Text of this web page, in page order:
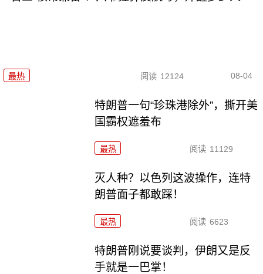
最热 阅读 12124 08-04
特朗普一句“珍珠港除外”，撕开美
国霸权遮羞布
最热 阅读 11129
灭人种？以色列这波操作，连特
朗普面子都敢踩！
最热 阅读 6623
特朗普刚说要谈判，伊朗又是反
手就是一巴掌！